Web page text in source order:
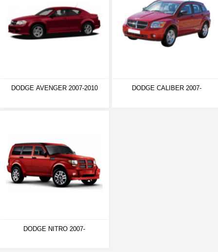
DODGE AVENGER 2007-2010 DODGE CALIBER 2007-
DODGE NITRO 2007-